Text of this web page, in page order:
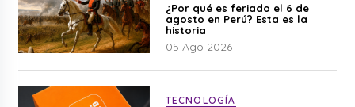
¿Por qué es feriado el 6 de
agosto en Perú? Esta es la
historia
05 Ago 2026
TECNOLOGÍA